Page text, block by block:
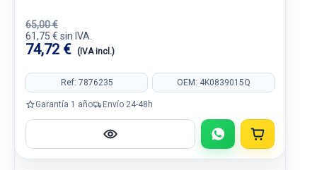
65,00 €
61,75 € sin IVA.
74,72 € (IVA incl.)
Ref: 7876235 OEM: 4K0839015Q
Garantía 1 año Envío 24-48h